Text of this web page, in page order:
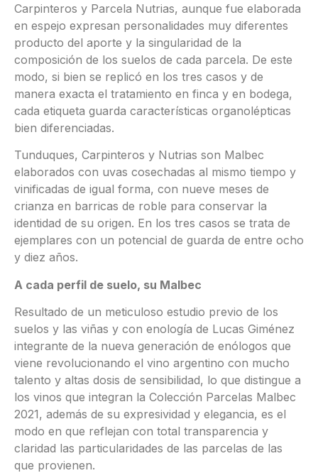
Carpinteros y Parcela Nutrias, aunque fue elaborada
en espejo expresan personalidades muy diferentes
producto del aporte y la singularidad de la
composición de los suelos de cada parcela. De este
modo, si bien se replicó en los tres casos y de
manera exacta el tratamiento en finca y en bodega,
cada etiqueta guarda características organolépticas
bien diferenciadas.
Tunduques, Carpinteros y Nutrias son Malbec
elaborados con uvas cosechadas al mismo tiempo y
vinificadas de igual forma, con nueve meses de
crianza en barricas de roble para conservar la
identidad de su origen. En los tres casos se trata de
ejemplares con un potencial de guarda de entre ocho
y diez años.
A cada perfil de suelo, su Malbec
Resultado de un meticuloso estudio previo de los
suelos y las viñas y con enología de Lucas Giménez
integrante de la nueva generación de enólogos que
viene revolucionando el vino argentino con mucho
talento y altas dosis de sensibilidad, lo que distingue a
los vinos que integran la Colección Parcelas Malbec
2021, además de su expresividad y elegancia, es el
modo en que reflejan con total transparencia y
claridad las particularidades de las parcelas de las
que provienen.